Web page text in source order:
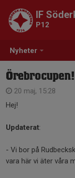
Nyheter
IF
P12
Örebrocupen!
20 maj, 15:28
Hej!
Updaterat:
- Vi bor på
vara här vi äter våra